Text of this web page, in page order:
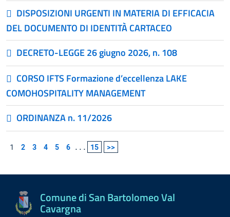
DISPOSIZIONI URGENTI IN MATERIA DI EFFICACIA
DEL DOCUMENTO DI IDENTITÀ CARTACEO
DECRETO-LEGGE 26 giugno 2026, n. 108
CORSO IFTS Formazione d’eccellenza LAKE
COMOHOSPITALITY MANAGEMENT
ORDINANZA n. 11/2026
1 2 3 4 5 6 ... 15 >>
Comune di San Bartolomeo Val
Cavargna